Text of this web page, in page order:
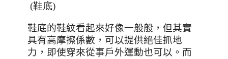
(鞋底)
鞋底的鞋紋看起來好像一般般，但其實
具有高摩擦係數，可以提供絕佳抓地
力，即使穿來從事戶外運動也可以。而